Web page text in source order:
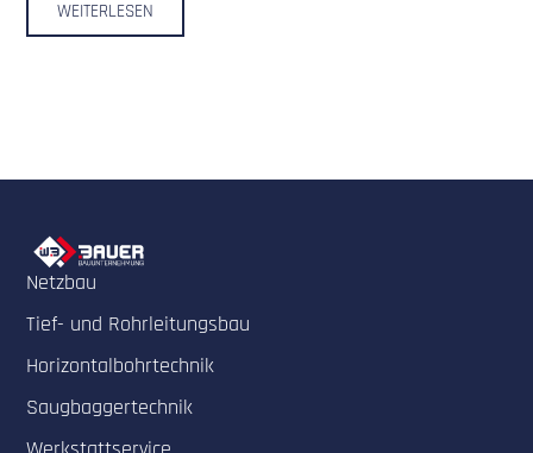
WEITERLESEN
Netzbau
Tief- und Rohrleitungsbau
Horizontalbohrtechnik
Saugbaggertechnik